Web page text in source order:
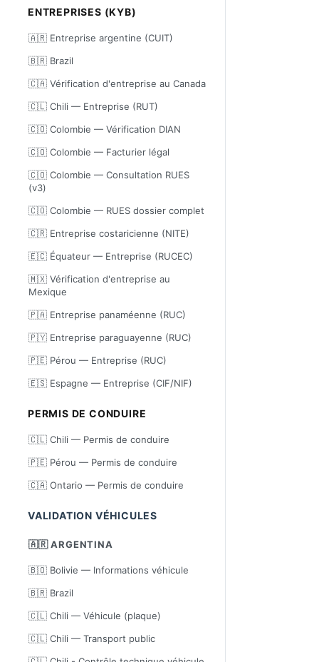
ENTREPRISES (KYB)
🇦🇷 Entreprise argentine (CUIT)
🇧🇷 Brazil
🇨🇦 Vérification d'entreprise au Canada
🇨🇱 Chili — Entreprise (RUT)
🇨🇴 Colombie — Vérification DIAN
🇨🇴 Colombie — Facturier légal
🇨🇴 Colombie — Consultation RUES
(v3)
🇨🇴 Colombie — RUES dossier complet
🇨🇷 Entreprise costaricienne (NITE)
🇪🇨 Équateur — Entreprise (RUCEC)
🇲🇽 Vérification d'entreprise au
Mexique
🇵🇦 Entreprise panaméenne (RUC)
🇵🇾 Entreprise paraguayenne (RUC)
🇵🇪 Pérou — Entreprise (RUC)
🇪🇸 Espagne — Entreprise (CIF/NIF)
PERMIS DE CONDUIRE
🇨🇱 Chili — Permis de conduire
🇵🇪 Pérou — Permis de conduire
🇨🇦 Ontario — Permis de conduire
VALIDATION VÉHICULES
🇦🇷 ARGENTINA
🇧🇴 Bolivie — Informations véhicule
🇧🇷 Brazil
🇨🇱 Chili — Véhicule (plaque)
🇨🇱 Chili — Transport public